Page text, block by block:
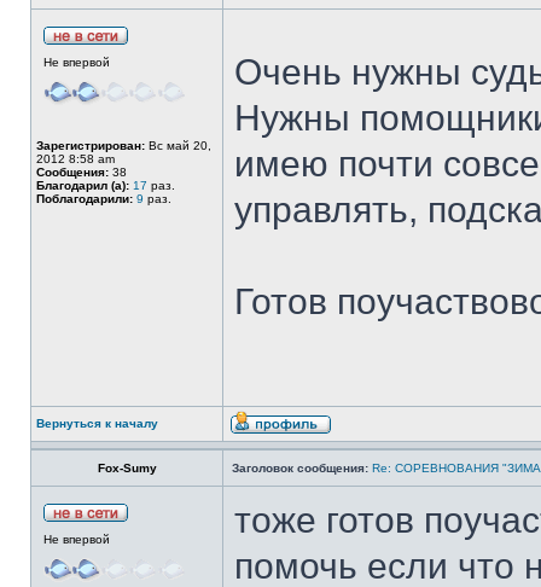
Не впервой
Зарегистрирован: Вс май 20,
2012 8:58 am
Сообщения: 38
Благодарил (а): 17 раз.
Поблагодарили: 9 раз.
Очень нужны
Нужны
имею почти
управлять,
Готов
Вернуться к началу
Fox-Sumy Заголовок сообщения: Re: СОРЕВНОВАНИЯ
Не впервой
тоже готов
помочь если что